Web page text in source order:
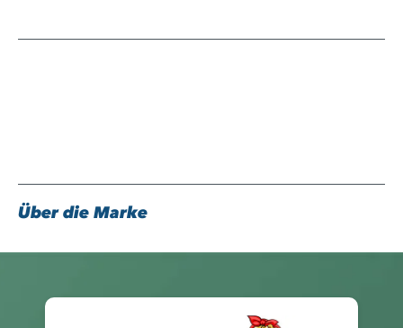
Über die Marke